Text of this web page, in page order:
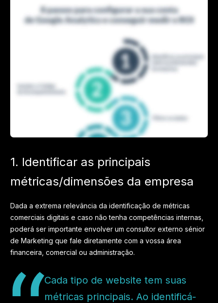
1. Identificar as principais
métricas/dimensões da empresa
Dada a extrema relevância da identificação de métricas
comerciais digitais e caso não tenha competências internas,
poderá ser importante envolver um consultor externo sénior
de Marketing que fale diretamente com a vossa área
financeira, comercial ou administração.
Cada tipo de website tem suas
métricas principais. Ao identificá-